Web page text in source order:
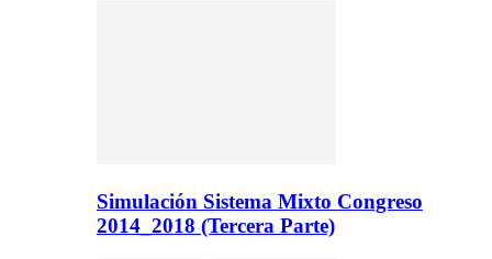
Simulación Sistema Mixto Congreso
2014_2018 (Tercera Parte)